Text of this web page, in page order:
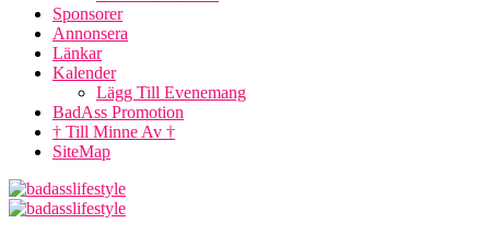
Sponsorer
Annonsera
Länkar
Kalender
Lägg Till Evenemang
BadAss Promotion
† Till Minne Av †
SiteMap